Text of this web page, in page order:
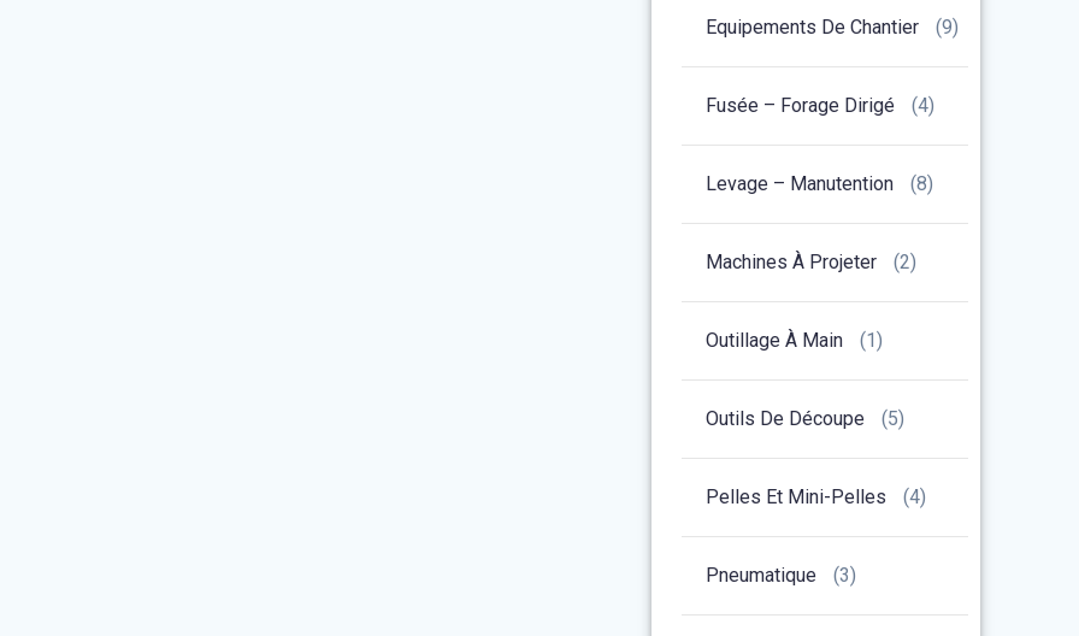
Equipements De Chantier (9)
Fusée – Forage Dirigé (4)
Levage – Manutention (8)
Machines À Projeter (2)
Outillage À Main (1)
Outils De Découpe (5)
Pelles Et Mini-Pelles (4)
Pneumatique (3)